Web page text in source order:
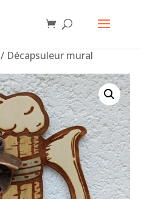
/ Décapsuleur mural